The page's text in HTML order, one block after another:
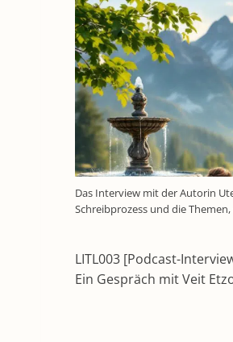
Das Interview mit der Autorin
Schreibprozess und die Themen,
LITL003 [Podcast-
Ein Gespräch mit Veit